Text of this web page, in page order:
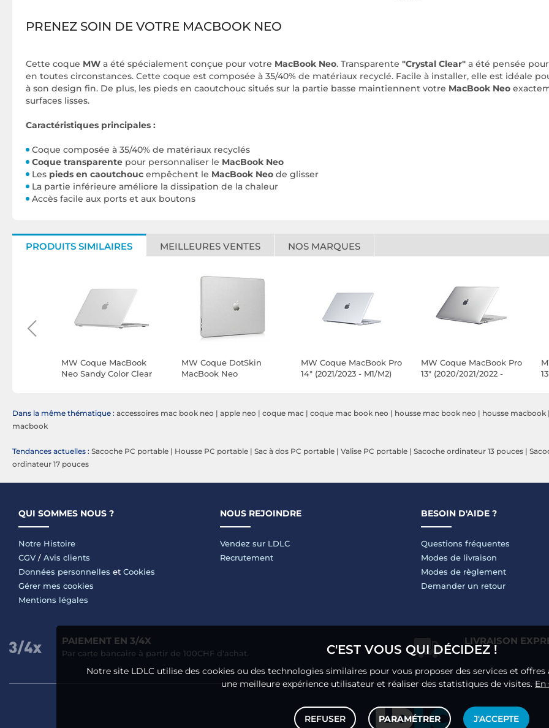
PRENEZ SOIN DE VOTRE MACBOOK NEO
Cette coque MW a été spécialement conçue pour votre MacBook Neo. Transparente "Crystal Clear" a été pensée
en toutes circonstances. Cette coque est composée à 35/40% de matériaux recyclé. Facile à installer, elle est idéale
à son design fin. De plus, les pieds en caoutchouc situés sur la partie basse maintiennent votre MacBook Neo
surfaces lisses.
Caractéristiques principales :
Coque composée à 35/40% de matériaux recyclés
Coque transparente pour personnaliser le MacBook Neo
Les pieds en caoutchouc empêchent le MacBook Neo de glisser
La partie inférieure améliore la dissipation de la chaleur
Accès facile aux ports et aux boutons
PRODUITS SIMILAIRES MEILLEURES VENTES NOS MARQUES
MW Coque MacBook
Neo Sandy Color Clear
MW Coque DotSkin
MacBook Neo
MW Coque MacBook Pro
14" (2021/2023 - M1/M2)
MW Coque MacBook Pro
13" (2020/2021/2022 -
Dans la même thématique : accessoires mac book neo | apple neo | coque mac | coque mac book neo | housse mac book neo | housse macbook |
macbook
Tendances actuelles : Sacoche PC portable | Housse PC portable | Sac à dos PC portable | Valise PC portable | Sacoche ordinateur 13 pouces |
ordinateur 17 pouces
QUI SOMMES NOUS ?
Notre Histoire
CGV / Avis clients
Données personnelles et Cookies
Gérer mes cookies
Mentions légales
NOUS REJOINDRE
Vendez sur LDLC
Recrutement
BESOIN D'AIDE ?
Questions fréquentes
Modes de livraison
Modes de règlement
Demander un retour
PAIEMENT EN 3/4X
Par carte bancaire à partir de 100CHF d'achat.
LIVRAISON
C'EST VOUS QUI DÉCIDEZ !
Notre site LDLC utilise des cookies ou des technologies similaires pour vous proposer des services et
une meilleure expérience utilisateur et réaliser des statistiques de visites. En
REFUSER PARAMÉTRER J'ACCEPTE